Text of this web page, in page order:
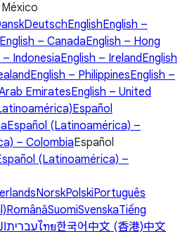
DeutschEnglishEnglish –
English – CanadaEnglish – Hong
– IndonesiaEnglish – IrelandEnglish
English – PhilippinesEnglish –
EmiratesEnglish – United
Español
Español (Latinoamérica) –
– ColombiaEspañol
(Latinoamérica) –
NorskPolskiPortuguês
RomânăSuomiSvenskaTiếng
עבריתไทย한국어 中文 (香港)中文